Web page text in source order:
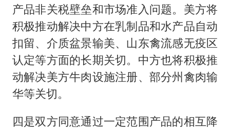
产品非关税壁垒和市场准入问题。美方将
积极推动解决中方在乳制品和水产品自动
扣留、介质盆景输美、山东禽流感无疫区
认定等方面的长期关切。中方也将积极推
动解决美方牛肉设施注册、部分州禽肉输
华等关切。
四是双方同意通过一定范围产品的相互降